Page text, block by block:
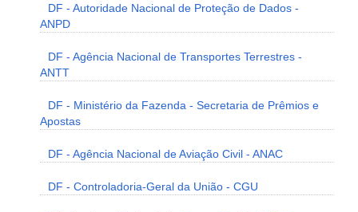
DF - Autoridade Nacional de Proteção de Dados -
ANPD
DF - Agência Nacional de Transportes Terrestres -
ANTT
DF - Ministério da Fazenda - Secretaria de Prêmios e
Apostas
DF - Agência Nacional de Aviação Civil - ANAC
DF - Controladoria-Geral da União - CGU